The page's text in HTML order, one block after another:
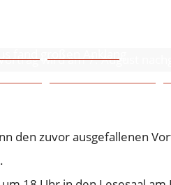
wird am 7. August
fand großen Anklang
den zuvor ausgefallenen